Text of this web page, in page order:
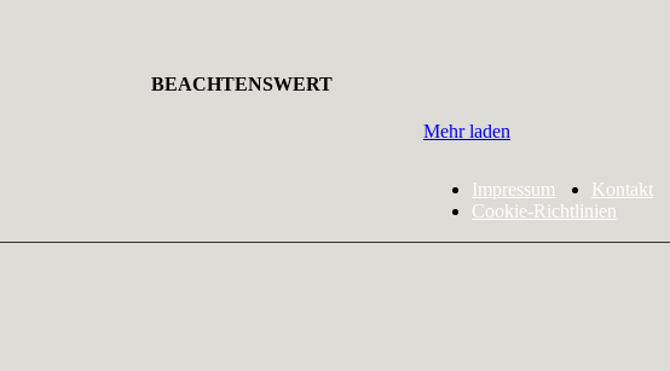
BEACHTENSWERT
Mehr laden
Impressum Kontakt
Cookie-Richtlinien